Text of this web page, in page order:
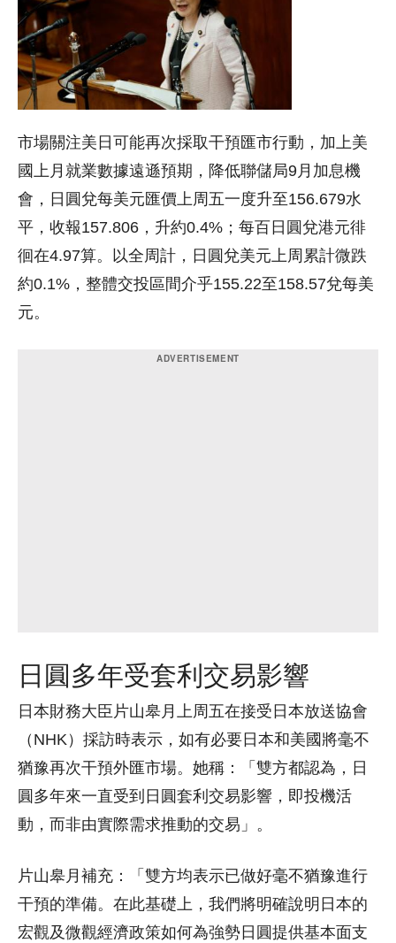
市場關注美日可能再次採取干預匯市行動，加上美
國上月就業數據遠遜預期，降低聯儲局9月加息機
會，日圓兌每美元匯價上周五一度升至156.679水
平，收報157.806，升約0.4%；每百日圓兌港元徘
徊在4.97算。以全周計，日圓兌美元上周累計微跌
約0.1%，整體交投區間介乎155.22至158.57兌每美
元。
日圓多年受套利交易影響
日本財務大臣片山皋月上周五在接受日本放送協會
（NHK）採訪時表示，如有必要日本和美國將毫不
猶豫再次干預外匯市場。她稱：「雙方都認為，日
圓多年來一直受到日圓套利交易影響，即投機活
動，而非由實際需求推動的交易」。
片山皋月補充：「雙方均表示已做好毫不猶豫進行
干預的準備。在此基礎上，我們將明確說明日本的
宏觀及微觀經濟政策如何為強勢日圓提供基本面支